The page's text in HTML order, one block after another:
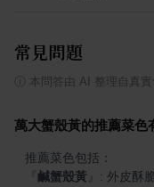
常見問題
本問答由 AI 整理自真實
萬大蟹殼黃的推薦菜色
鹹蟹殼黃